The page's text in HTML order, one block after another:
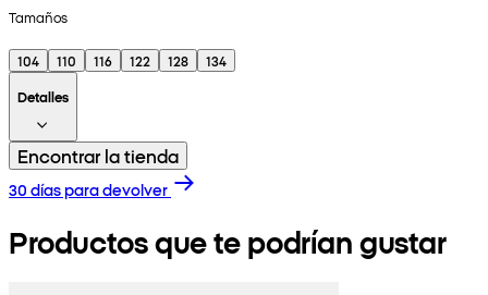
Tamaños
104 110 116 122 128
134
Detalles
Encontrar la tienda
30 días para devolver
Productos que te podrían gustar